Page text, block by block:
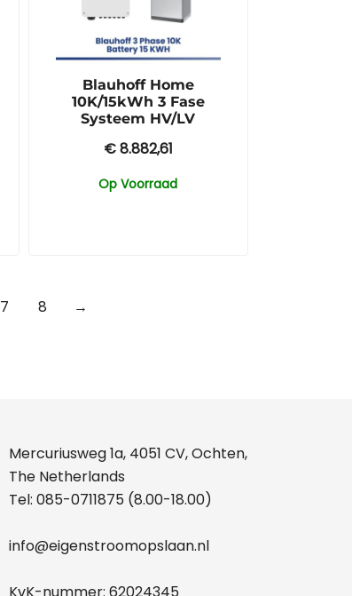
Blauhoff Home
10K/15kWh 3 Fase
Systeem HV/LV
€8.882,61
Op Voorraad
7 8 →
Mercuriusweg 1a, 4051 CV, Ochten,
The Netherlands
Tel: 085-0711875 (8.00-18.00)
info@eigenstroomopslaan.nl
KvK-nummer: 62024345